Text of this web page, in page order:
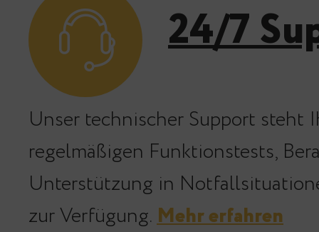
24/7
Unser technischer Support steht
regelmäßigen Funktionstests,
Unterstützung in
zur Verfügung.Mehr erfahren